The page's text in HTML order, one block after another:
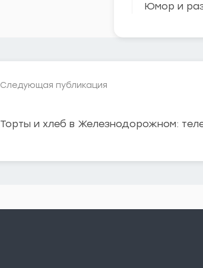
Юмор и
Следующая публикация
Торты и хлеб в Железнодорожном: